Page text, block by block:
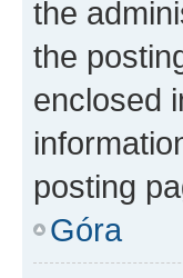
the
the
enclosed
posting
Góra